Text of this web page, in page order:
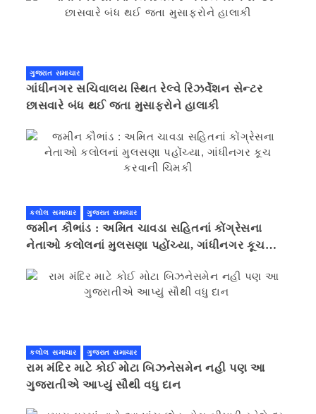
ગુજરાત સમાચાર
ગાંધીનગર સચિવાલય સ્થિત રેલ્વે રિઝર્વેશન સેન્ટર
છાસવારે બંધ થઈ જતા મુસાફરોને હાલાકી
કલોલ સમાચાર ગુજરાત સમાચાર
જમીન કૌભાંડ : અમિત ચાવડા સહિતનાં કોંગ્રેસના
નેતાઓ કલોલનાં મુલસણા પહોંચ્યા, ગાંધીનગર કૂચ
કલોલ સમાચાર ગુજરાત સમાચાર
રામ મંદિર માટે કોઈ મોટા બિઝનેસમેન નહી પણ આ
ગુજરાતીએ આપ્યું સૌથી વધુ દાન